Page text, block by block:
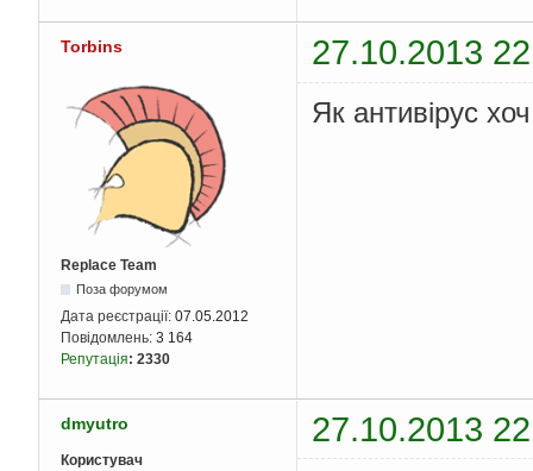
Torbins 27.10.2013
Replace Team
Поза форумом
Дата реєстрації: 07.05.2012
Повідомлень: 3 164
Репутація: 2330
Як антивірус
dmyutro 27.10.2013
Користувач